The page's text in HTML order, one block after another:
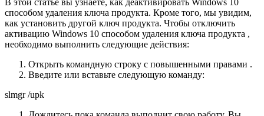
В этой статье вы узнаете, как деактивировать Windows 10
способом удаления ключа продукта. Кроме того, мы увидим,
как установить другой ключ продукта. Чтобы отключить
активацию Windows 10 способом удаления ключа продукта ,
необходимо выполнить следующие действия:
Открыть командную строку с повышенными правами .
Введите или вставьте следующую команду:
slmgr /upk